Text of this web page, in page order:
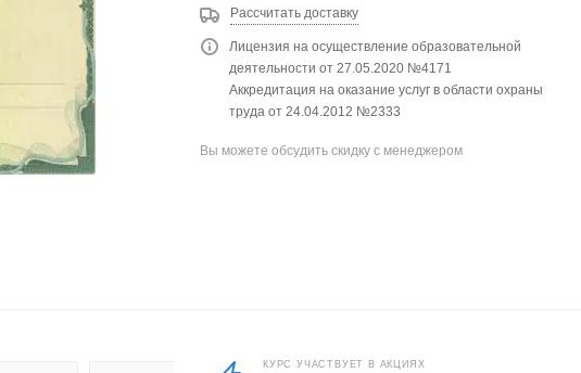
Рассчитать доставку
Лицензия на осуществление образовательной
деятельности от 27.05.2020 №4171
Аккредитация на оказание услуг в области охраны
труда от 24.04.2012 №2333
Вы можете обсудить скидку с менеджером
КУРС УЧАСТВУЕТ В АКЦИЯХ